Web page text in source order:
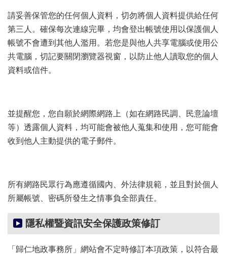
請妥善保管您的任何個人資料，切勿將個人資料提供給任何
第三人。確保每次連線完畢，均會登出帳號使用以保護個人
帳號不會遭到其他人濫用。若您是與他人共享電腦或使用公
共電腦，切記要關閉瀏覽器視窗，以防止他人讀取您的個人
資料或信件。
並提醒您，您自願於網際網路上（如在網路民調、民意論壇
等）透露個人資料，均可能會被他人蒐集和使用，您可能會
收到他人主動提供的電子郵件。
所有網路民眾行為應遵循國內、外法律規範，並且對於個人
所屬帳號、密碼所發生之情事負全部責任。
隱私權暨資訊安全保護政策修訂
「歸仁地政事務所」網站會不定時修訂本項政策，以符合最